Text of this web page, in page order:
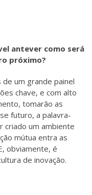
antever como será
próximo?
um grande painel
chave, e com alto
tomarão as
futuro, a palavra-
criado um ambiente
mútua entra as
obviamente, é
de inovação.